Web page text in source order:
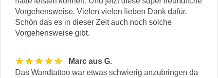
Vorgehensweise. Vielen vielen lieben Dank dafür.
Schön das es in dieser Zeit auch noch solche
Vorgehensweise gibt.
★★★★★
Marc aus G.
Das Wandtattoo war etwas schwierig anzubringen da